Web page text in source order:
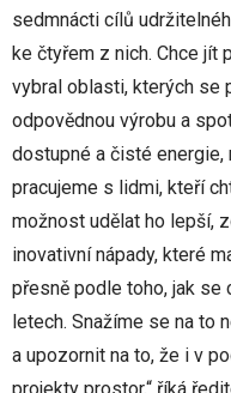
sedmnácti cílů
ke čtyřem z nich. Chce jít
vybral oblasti, kterých se
odpovědnou výrobu a
dostupné a čisté energie,
pracujeme s lidmi, kteří
možnost udělat ho lepší,
inovativní nápady, které
přesně podle toho, jak se
letech. Snažíme se na to
a upozornit na to, že i v